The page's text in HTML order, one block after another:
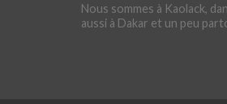
Nous sommes à Kaolack,
aussi à Dakar et un peu